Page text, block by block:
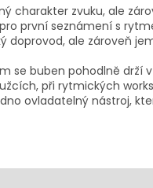
charakter zvuku, ale
první seznámení s
doprovod, ale zároveň
se buben pohodlně drží
při rytmických
ovladatelný nástroj,